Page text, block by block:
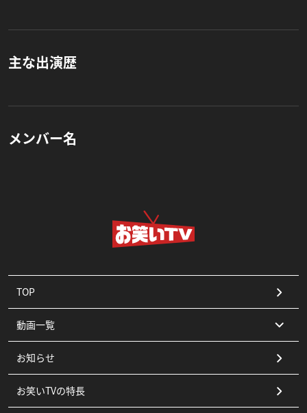
主な出演歴
メンバー名
TOP
動画一覧
コント
漫才
お知らせ
お笑いTVの特長